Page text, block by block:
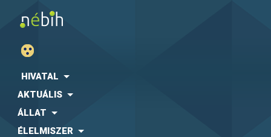
HIVATAL
AKTUÁLIS
ÁLLAT
ÉLELMISZER